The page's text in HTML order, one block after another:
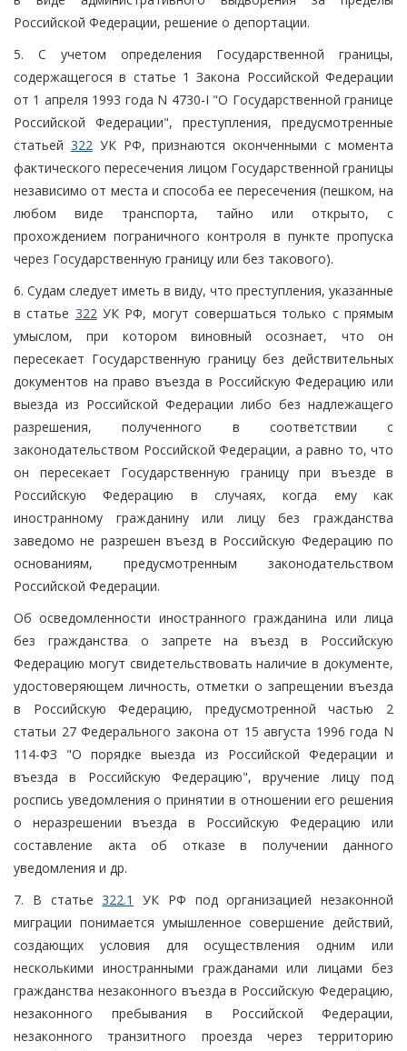
Российской Федерации, решение о депортации.
5. С учетом определения Государственной границы,
содержащегося в статье 1 Закона Российской Федерации
от 1 апреля 1993 года N 4730-I "О Государственной границе
Российской Федерации", преступления, предусмотренные
статьей 322 УК РФ, признаются оконченными с момента
фактического пересечения лицом Государственной границы
независимо от места и способа ее пересечения (пешком, на
любом виде транспорта, тайно или открыто, с
прохождением пограничного контроля в пункте пропуска
через Государственную границу или без такового).
6. Судам следует иметь в виду, что преступления, указанные
в статье 322 УК РФ, могут совершаться только с прямым
умыслом, при котором виновный осознает, что он
пересекает Государственную границу без действительных
документов на право въезда в Российскую Федерацию или
выезда из Российской Федерации либо без надлежащего
разрешения, полученного в соответствии с
законодательством Российской Федерации, а равно то, что
он пересекает Государственную границу при въезде в
Российскую Федерацию в случаях, когда ему как
иностранному гражданину или лицу без гражданства
заведомо не разрешен въезд в Российскую Федерацию по
основаниям, предусмотренным законодательством
Российской Федерации.
Об осведомленности иностранного гражданина или лица
без гражданства о запрете на въезд в Российскую
Федерацию могут свидетельствовать наличие в документе,
удостоверяющем личность, отметки о запрещении въезда
в Российскую Федерацию, предусмотренной частью 2
статьи 27 Федерального закона от 15 августа 1996 года N
114-ФЗ "О порядке выезда из Российской Федерации и
въезда в Российскую Федерацию", вручение лицу под
роспись уведомления о принятии в отношении его решения
о неразрешении въезда в Российскую Федерацию или
составление акта об отказе в получении данного
уведомления и др.
7. В статье322.1
УК РФ под организацией незаконной
миграции понимается умышленное совершение действий,
создающих условия для осуществления одним или
несколькими иностранными гражданами или лицами без
гражданства незаконного въезда в Российскую Федерацию,
незаконного пребывания в Российской Федерации,
незаконного транзитного проезда через территорию